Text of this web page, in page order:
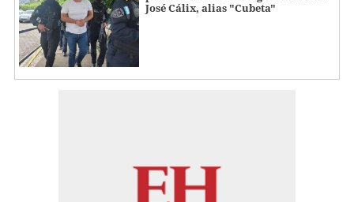
José Cálix, alias "Cubeta"